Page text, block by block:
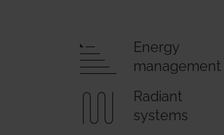
Energy
management
Radiant
systems